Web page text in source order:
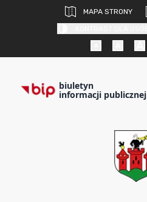
MAPA STRONY
biuletyn
informacji publicznej